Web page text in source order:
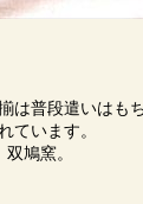
は普段遣いはも
ています。
鳩窯。